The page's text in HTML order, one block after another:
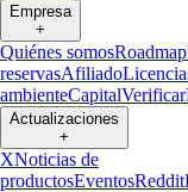
Empresa
+
Quiénes somosRoadmap
reservasAfiliado
ambienteCapitalVerificar
Actualizaciones
+
XNoticias de
productosEventosReddit